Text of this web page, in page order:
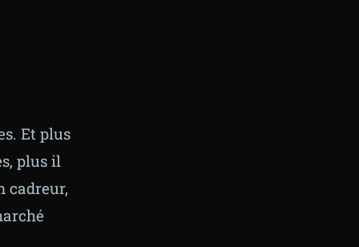
Et plus
plus il
cadreur,